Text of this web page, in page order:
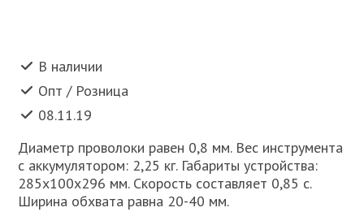
В наличии
Опт / Розница
08.11.19
Диаметр проволоки равен 0,8 мм. Вес инструмента
с аккумулятором: 2,25 кг. Габариты устройства:
285х100х296 мм. Скорость составляет 0,85 с.
Ширина обхвата равна 20-40 мм.